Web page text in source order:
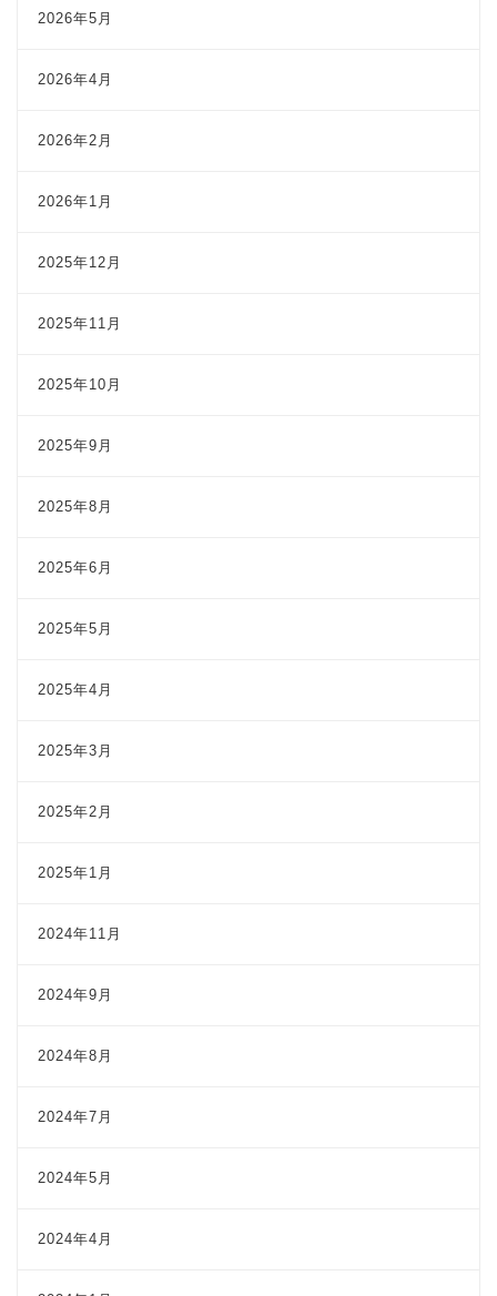
2026年5月
2026年4月
2026年2月
2026年1月
2025年12月
2025年11月
2025年10月
2025年9月
2025年8月
2025年6月
2025年5月
2025年4月
2025年3月
2025年2月
2025年1月
2024年11月
2024年9月
2024年8月
2024年7月
2024年5月
2024年4月